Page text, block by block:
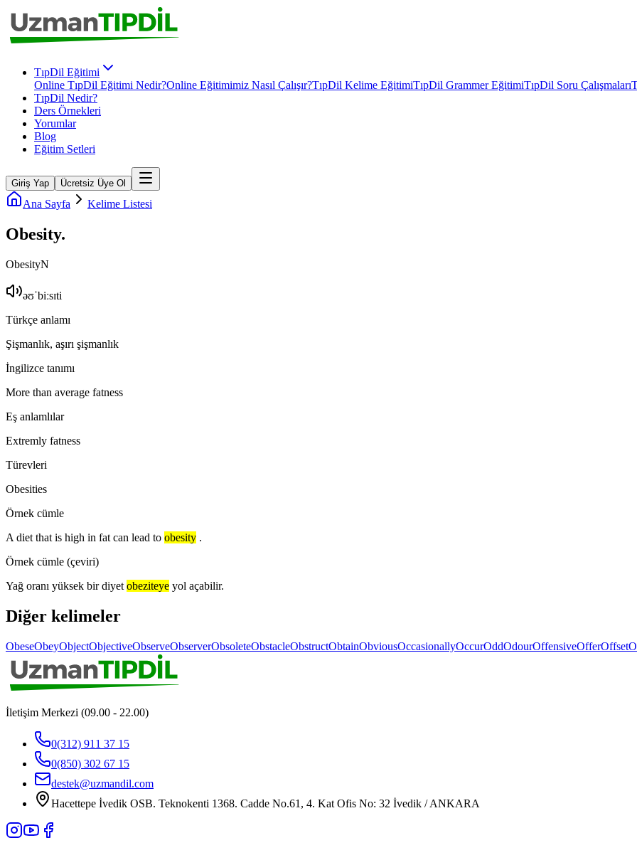
TıpDil Eğitimi
Online TıpDil Eğitimi Nedir?Online Eğitimimiz Nasıl Çalışır?TıpDil Kelime EğitimiTıpDil Grammer EğitimiTıpDil Soru Çalışmaları
TıpDil Nedir?
Ders Örnekleri
Yorumlar
Blog
Eğitim Setleri
Giriş Yap Ücretsiz Üye Ol
Ana Sayfa Kelime Listesi
Obesity.
ObesityN
əʊˈbiːsɪti
Türkçe anlamı
Şişmanlık, aşırı şişmanlık
İngilizce tanımı
More than average fatness
Eş anlamlılar
Extremly fatness
Türevleri
Obesities
Örnek cümle
A diet that is high in fat can lead to obesity .
Örnek cümle (çeviri)
Yağ oranı yüksek bir diyet obeziteye yol açabilir.
Diğer kelimeler
ObeseObeyObjectObjectiveObserveObserverObsoleteObstacleObstructObtainObviousOccasionallyOccurOddOdourOffensiveOfferOffset
İletişim Merkezi (09.00 - 22.00)
0(312) 911 37 15
0(850) 302 67 15
destek@uzmandil.com
Hacettepe İvedik OSB. Teknokenti 1368. Cadde No.61, 4. Kat Ofis No: 32 İvedik / ANKARA